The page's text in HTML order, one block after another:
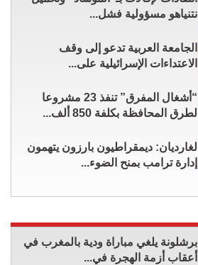
نتنياهو مسؤولية فشل...
الجامعة العربية تدعو إلى وقف
الاعتداءات الإسرائيلية على...
“أشغال المفرق” تنفذ 23 مشروعا
لطرق المحافظة بكلفة 850 ألف...
لغارديان: ديمقراطيون بارزون يتهمون
إدارة ترامب بمنح الضوء...
برشلونة يلغي مباراة ودية بالمغرب في
أعقاب أزمة الهجرة في...